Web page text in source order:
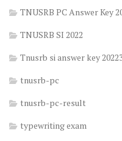
TNUSRB PC Answer Key
TNUSRB SI 2022
Tnusrb si answer key
tnusrb-pc
tnusrb-pc-result
typewriting exam